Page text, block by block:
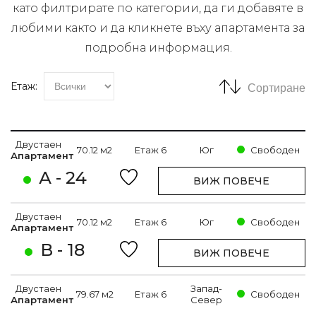
като филтрирате по категории, да ги добавяте в
любими както и да кликнете въху апартамента за
подробна информация.
Етаж: Сортиране
А - 24
Двустаен
Апартамент 70.12 м2 Етаж 6 Юг Свободен
ВИЖ ПОВЕЧЕ
В - 18
Двустаен
Апартамент 70.12 м2 Етаж 6 Юг Свободен
ВИЖ ПОВЕЧЕ
Двустаен
Апартамент 79.67 м2 Етаж 6
Запад-
Север
Свободен